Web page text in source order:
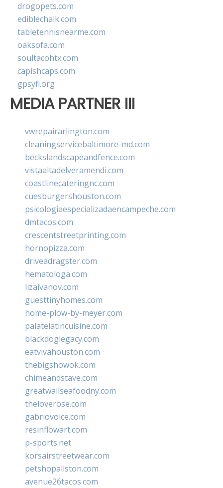
drogopets.com
ediblechalk.com
tabletennisnearme.com
oaksofa.com
soultacohtx.com
capishcaps.com
gpsyfl.org
MEDIA PARTNER III
vwrepairarlington.com
cleaningservicebaltimore-md.com
beckslandscapeandfence.com
vistaaltadelveramendi.com
coastlinecateringnc.com
cuesburgershouston.com
psicologiaespecializadaencampeche.com
dmtacos.com
crescentstreetprinting.com
hornopizza.com
driveadragster.com
hematologa.com
lizaivanov.com
guesttinyhomes.com
home-plow-by-meyer.com
palatelatincuisine.com
blackdoglegacy.com
eatvivahouston.com
thebigshowok.com
chimeandstave.com
greatwallseafoodny.com
theloverose.com
gabriovoice.com
resinflowart.com
p-sports.net
korsairstreetwear.com
petshopallston.com
avenue26tacos.com